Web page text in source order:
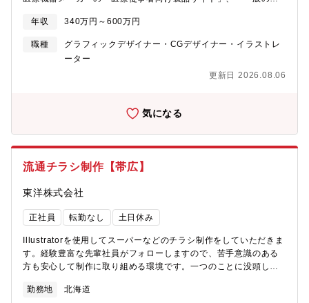
●「病院サイト（総合病院、個人医院）」の制作ディレクション。
●平均30ページ程度のサイトの新規立ち上げディレクション。要件
定義・見積り作成含む。●既存サイトの更新・追加コンテンツの作
成進行等ディレクション。●社内WEBデザイナーやエンジニアの
ハンドリング。●外注への発注（主に、コーディングやシステム関
件のクライアント窓口としてメールや電話などに対応。
年収 340万円～600万円
職種
グラフィックデザイナー・CGデザイナー・イラストレ
ーター
更新日 2026.08.06
気になる
流通チラシ制作【帯広】
東洋株式会社
正社員 転勤なし 土日休み
Illustratorを使用してスーパーなどのチラシ制作をしていただきま
す。経験豊富な先輩社員がフォローしますので、苦手意識のある
方も安心して制作に取り組める環境です。一つのことに没頭して
す。
勤務地 北海道